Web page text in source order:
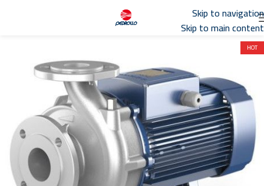
Skip to navigation
Skip to main content
تواصل مع مبيعات توكيل بدرلو
HOT